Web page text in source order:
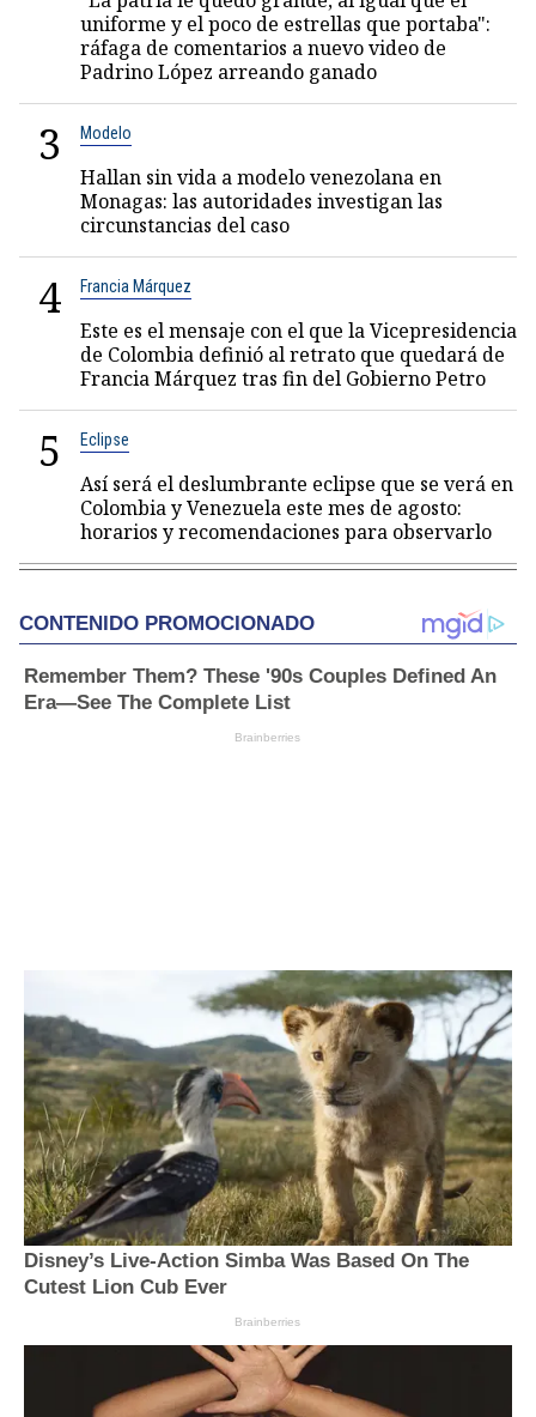
uniforme y el poco de estrellas que portaba":
ráfaga de comentarios a nuevo video de
Padrino López arreando ganado
3 Modelo
Hallan sin vida a modelo venezolana en
Monagas: las autoridades investigan las
circunstancias del caso
4 Francia Márquez
Este es el mensaje con el que la Vicepresidencia
de Colombia definió al retrato que quedará de
Francia Márquez tras fin del Gobierno Petro
5 Eclipse
Así será el deslumbrante eclipse que se verá en
Colombia y Venezuela este mes de agosto:
horarios y recomendaciones para observarlo